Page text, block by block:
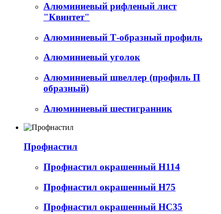
Алюминиевый рифленый лист
"Квинтет"
Алюминиевый Т-образный профиль
Алюминиевый уголок
Алюминиевый швеллер (профиль П
образный)
Алюминиевый шестигранник
Профнастил
Профнастил окрашенный Н114
Профнастил окрашенный Н75
Профнастил окрашенный НС35